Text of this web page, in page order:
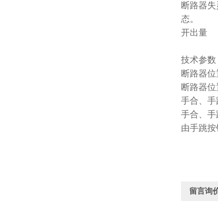
断路器
态。
开出
技术参数
断路器位
断路器
手合、
手合、
由手跳
留言询